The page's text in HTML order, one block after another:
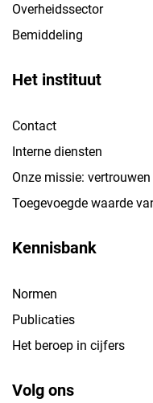
Overheidssector
Bemiddeling
Het instituut
Contact
Interne diensten
Onze missie: vertrouwen
Toegevoegde waarde
Kennisbank
Normen
Publicaties
Het beroep in cijfers
Volg ons